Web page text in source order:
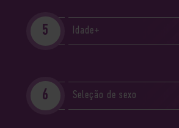
Idade+
Seleção de sexo